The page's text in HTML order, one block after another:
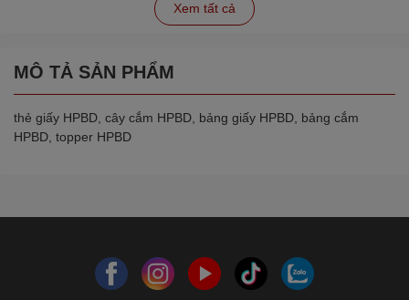
Xem tất cả
MÔ TẢ SẢN PHẨM
thẻ giấy HPBD, cây cắm HPBD, bảng giấy HPBD, bảng cắm
HPBD, topper HPBD